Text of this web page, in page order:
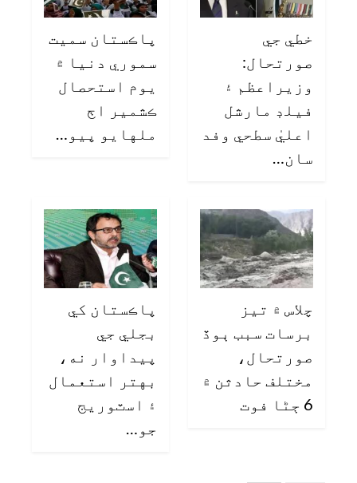
خطي جي
صورتحال:
وزيراعظم ۽
فيلڊ مارشل
اعليٰ سطحي وفد
سان…
پاڪستان سميت
سموري دنيا ۾
يوم استحصال
ڪشمير اڄ
ملهايو پيو…
چلاس ۾ تيز
برسات سبب ٻوڏ
صورتحال،
مختلف حادثن ۾
6 ڄڻا فوت
پاڪستان کي
بجلي جي
پيداوار نه،
بهتر استعمال
۽ اسٽوريج
جو…